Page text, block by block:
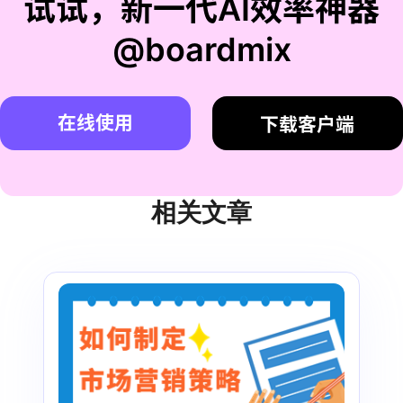
试试，新一代AI效率神器
@boardmix
在线使用 下载客户端
相关文章